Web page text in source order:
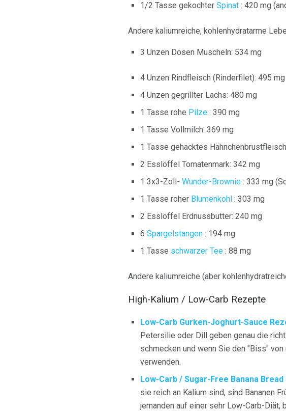
1/2 Tasse gekochter Spinat : 420 mg
Andere kaliumreiche, kohlenhydratarme
3 Unzen Dosen Muscheln: 534 mg
4 Unzen Rindfleisch (Rinderfilet): 495 mg
4 Unzen gegrillter Lachs: 480 mg
1 Tasse rohe Pilze : 390 mg
1 Tasse Vollmilch: 369 mg
1 Tasse gehacktes
2 Esslöffel Tomatenmark: 342 mg
1 3x3-Zoll- Wunder-Brownie : 333 mg
1 Tasse roher Blumenkohl : 303 mg
2 Esslöffel Erdnussbutter: 240 mg
6 Spargelstangen : 194 mg
1 Tasse schwarzer Tee : 88 mg
Andere kaliumreiche (aber
High-Kalium / Low-Carb Rezepte
Low-Carb Gurken-Joghurt-Sauce
Petersilie oder Dill geben genau die
schmecken und wenn Sie den "Biss"
verwenden.
Low-Carb / Sugar-Free Banana Bread
sie reich an Kalium sind, sind Bananen
jemanden auf einer sehr Low-Carb-Diät,